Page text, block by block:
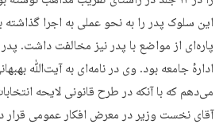
این سلوک پدر را به نحو عملی به اجرا
پاره‌ای از مواضع با پدر نیز مخالفت داشت.
ادارهٔ جامعه بود. وی در نامه‌ای به آیت‌ﷲ
می‌دهم که با آنکه در طرح قانونی لایحه
آقای نخست وزیر در معرض افکار عمومی قرار